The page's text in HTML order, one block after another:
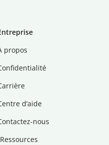
propos
d’aide
nous
Ressources